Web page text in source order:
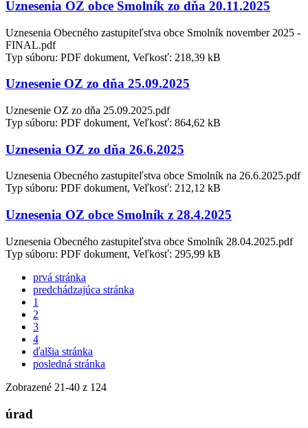
Uznesenia OZ obce Smolník zo dňa 20.11.2025
Uznesenia Obecného zastupiteľstva obce Smolník november 2025 -
FINAL.pdf
Typ súboru: PDF dokument, Veľkosť: 218,39 kB
Uznesenie OZ zo dňa 25.09.2025
Uznesenie OZ zo dňa 25.09.2025.pdf
Typ súboru: PDF dokument, Veľkosť: 864,62 kB
Uznesenia OZ zo dňa 26.6.2025
Uznesenia Obecného zastupiteľstva obce Smolník na 26.6.2025.pdf
Typ súboru: PDF dokument, Veľkosť: 212,12 kB
Uznesenia OZ obce Smolník z 28.4.2025
Uznesenia Obecného zastupiteľstva obce Smolník 28.04.2025.pdf
Typ súboru: PDF dokument, Veľkosť: 295,99 kB
prvá stránka
predchádzajúca stránka
1
2
3
4
ďalšia stránka
posledná stránka
Zobrazené 21-40 z 124
úrad